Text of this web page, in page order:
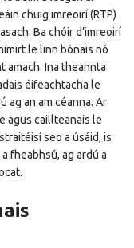
chuig imreoirí (RTP)
Ba chóir d’imreoirí
le linn bónais nó
amach. Ina theannta
éifeachtacha le
ag an am céanna. Ar
agus caillteanais le
seo a úsáid, is
fheabhsú, ag ardú a